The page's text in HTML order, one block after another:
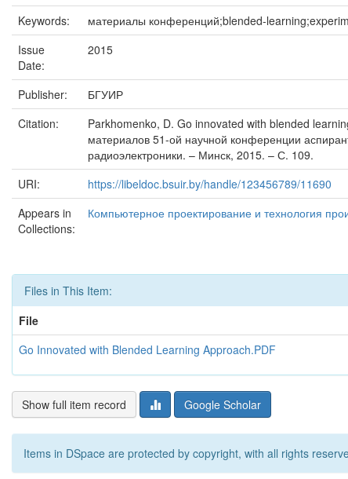
Keywords:
материалы конференций;blended-
Issue
Date:
2015
Publisher:
БГУИР
Citation:
Parkhomenko, D. Go innovated with blended
материалов 51-ой научной конференции
радиоэлектроники. – Минск, 2015. – С. 109.
URI:
https://libeldoc.bsuir.by/handle/123456789/11690
Appears in
Collections:
Компьютерное проектирование и технология
Files in This Item:
File
Go Innovated with Blended Learning Approach.PDF
Show full item record Google Scholar
Items in DSpace are protected by copyright, with all rights